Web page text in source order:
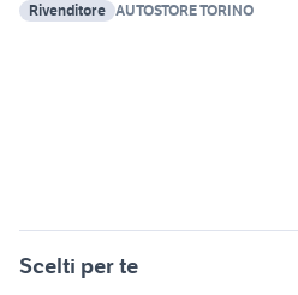
Rivenditore AUTOSTORE TORINO
Scelti per te